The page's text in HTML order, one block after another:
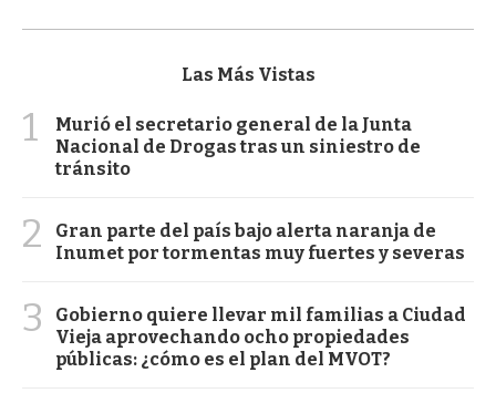
Las Más Vistas
1
Murió el secretario general de la Junta
Nacional de Drogas tras un siniestro de
tránsito
2
Gran parte del país bajo alerta naranja de
Inumet por tormentas muy fuertes y severas
3
Gobierno quiere llevar mil familias a Ciudad
Vieja aprovechando ocho propiedades
públicas: ¿cómo es el plan del MVOT?